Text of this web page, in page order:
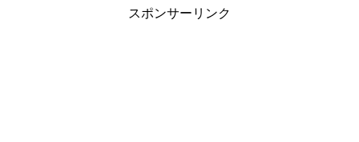
スポンサーリンク